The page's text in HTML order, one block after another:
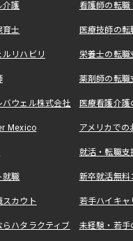
介護 看護師の転
育士 医療技師の
リハビリ 栄養士の転
薬剤師の転
ウェル株式会社 医療看護介
Mexico アメリカで
就活・転職
就職 新卒就活無料
カウト 若手ハイキ
ハタラクティブ 未経験・若手